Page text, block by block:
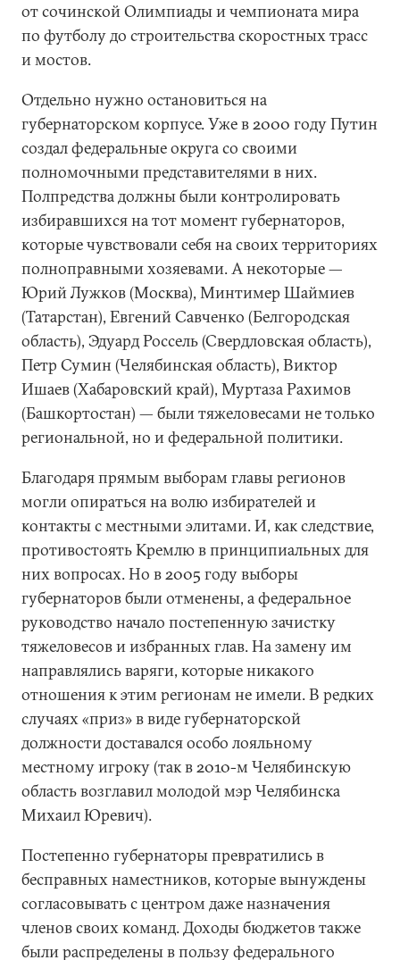
от сочинской Олимпиады и чемпионата мира
по футболу до строительства скоростных трасс
и мостов.
Отдельно нужно остановиться на
губернаторском корпусе. Уже в 2000 году Путин
создал федеральные округа со своими
полномочными представителями в них.
Полпредства должны были контролировать
избиравшихся на тот момент губернаторов,
которые чувствовали себя на своих территориях
полноправными хозяевами. А некоторые —
Юрий Лужков (Москва), Минтимер Шаймиев
(Татарстан), Евгений Савченко (Белгородская
область), Эдуард Россель (Свердловская область),
Петр Сумин (Челябинская область), Виктор
Ишаев (Хабаровский край), Муртаза Рахимов
(Башкортостан) — были тяжеловесами не только
региональной, но и федеральной политики.
Благодаря прямым выборам главы регионов
могли опираться на волю избирателей и
контакты с местными элитами. И, как следствие,
противостоять Кремлю в принципиальных для
них вопросах. Но в 2005 году выборы
губернаторов были отменены, а федеральное
руководство начало постепенную зачистку
тяжеловесов и избранных глав. На замену им
направлялись варяги, которые никакого
отношения к этим регионам не имели. В редких
случаях «приз» в виде губернаторской
должности доставался особо лояльному
местному игроку (так в 2010-м Челябинскую
область возглавил молодой мэр Челябинска
Михаил Юревич).
Постепенно губернаторы превратились в
бесправных наместников, которые вынуждены
согласовывать с центром даже назначения
членов своих команд. Доходы бюджетов также
были распределены в пользу федерального